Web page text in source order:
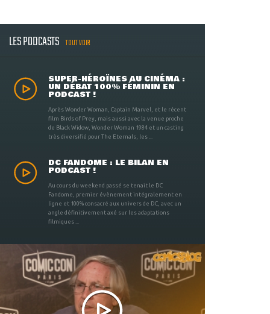
LES PODCASTS TOUT VOIR
SUPER-HÉROÏNES AU CINÉMA :
UN DÉBAT 100% FÉMININ EN
PODCAST !
Après Wonder Woman, Captain Marvel, et le récent
film Birds of Prey, mais aussi avec la venue proche
de Black Widow, Wonder Woman 1984 et un casting
très diversifié pour The Eternals, les ...
DC FANDOME : LE BILAN EN
PODCAST !
Au cours du weekend passé se tenait le DC
Fandome, premier évènement intégralement en
ligne et 100% consacré aux univers de DC, avec un
angle définitivement axé sur les adaptations
filmiques ...